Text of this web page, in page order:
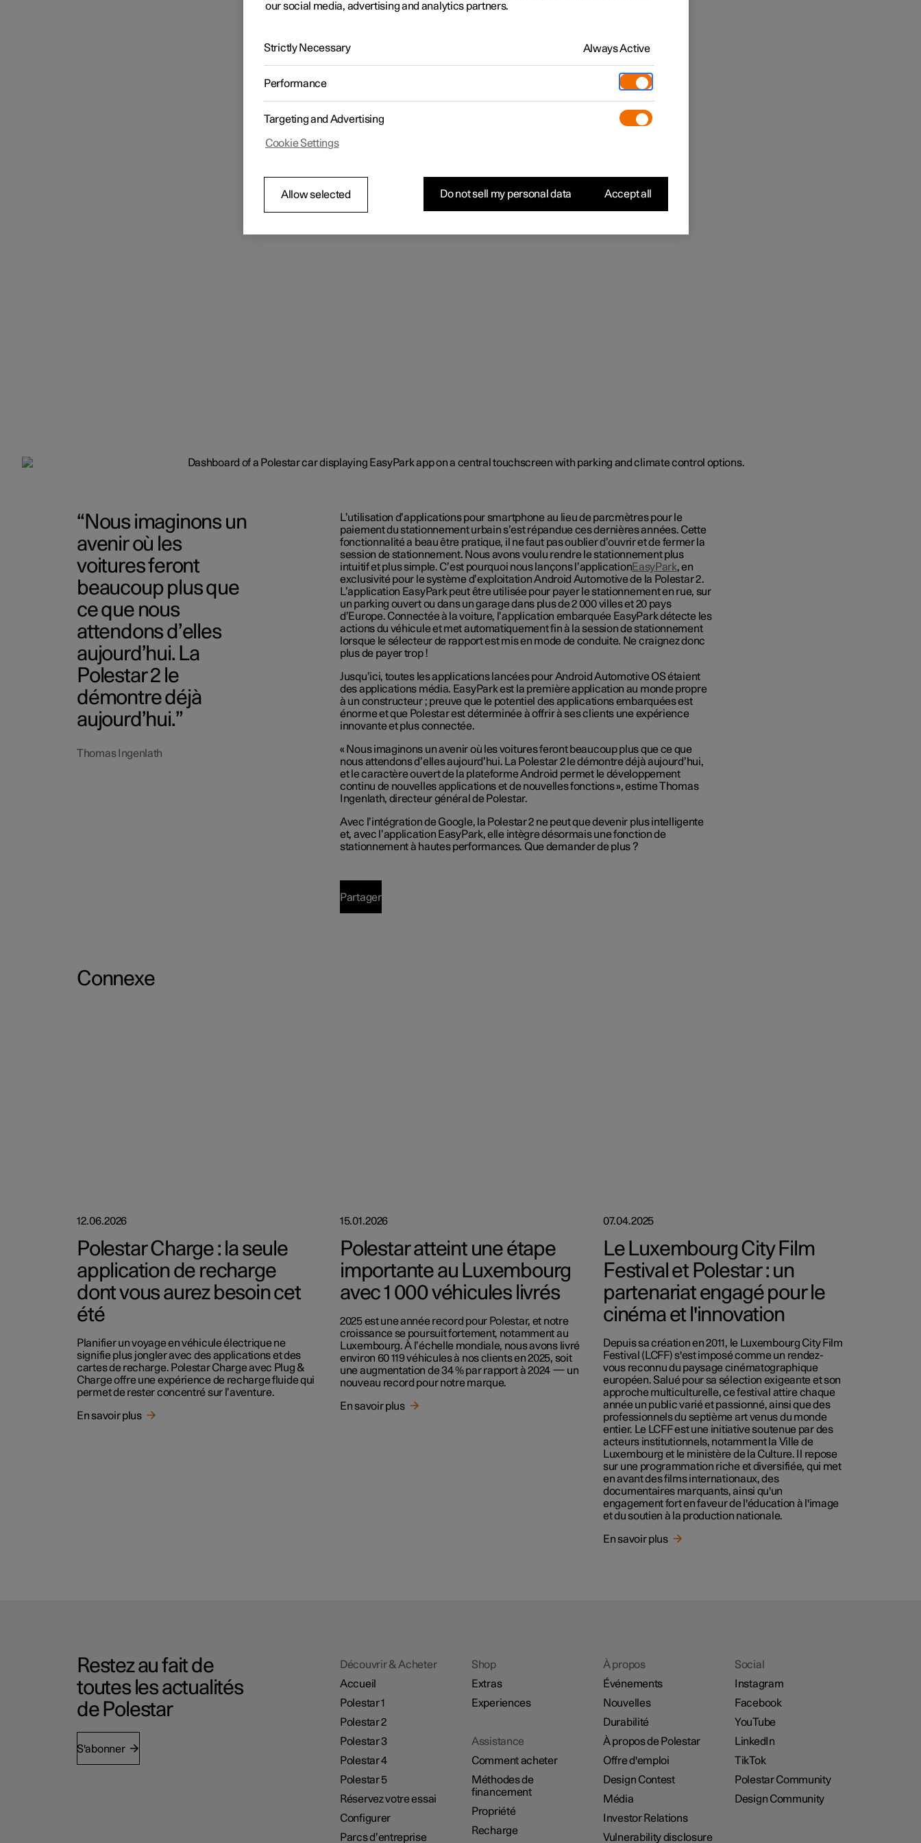
Nous imaginons un
avenir où les
voitures feront
beaucoup plus que
ce que nous
attendons d’elles
aujourd’hui. La
Polestar 2 le
démontre déjà
aujourd’hui.
Thomas Ingenlath
L’utilisation d’applications pour smartphone au lieu de parcmètres pour le
paiement du stationnement urbain s’est répandue ces dernières années. Cette
fonctionnalité a beau être pratique, il ne faut pas oublier d’ouvrir et de fermer la
session de stationnement. Nous avons voulu rendre le stationnement plus
intuitif et plus simple. C’est pourquoi nous lançons l’applicationEasyPark,en
exclusivité pour le système d’exploitation Android Automotive de la Polestar 2.
L’application EasyPark peut être utilisée pour payer le stationnement en rue, sur
un parking ouvert ou dans un garage dans plus de 2 000 villes et 20 pays
d’Europe. Connectée à la voiture, l’application embarquée EasyPark détecte les
actions du véhicule et met automatiquement fin à la session de stationnement
lorsque le sélecteur de rapport est mis en mode de conduite. Ne craignez donc
plus de payer trop !
Jusqu’ici, toutes les applications lancées pour Android Automotive OS étaient
des applications média. EasyPark est la première application au monde propre
à un constructeur ; preuve que le potentiel des applications embarquées est
énorme et que Polestar est déterminée à offrir à ses clients une expérience
innovante et plus connectée.
« Nous imaginons un avenir où les voitures feront beaucoup plus que ce que
nous attendons d’elles aujourd’hui. La Polestar 2 le démontre déjà aujourd’hui,
et le caractère ouvert de la plateforme Android permet le développement
continu de nouvelles applications et de nouvelles fonctions », estime Thomas
Ingenlath, directeur général de Polestar.
Avec l’intégration de Google, la Polestar 2 ne peut que devenir plus intelligente
et, avec l’application EasyPark, elle intègre désormais une fonction de
stationnement à hautes performances. Que demander de plus ?
Partager
Connexe
12.06.2026
Polestar Charge : la seule
application de recharge
dont vous aurez besoin cet
été
Planifier un voyage en véhicule électrique ne
signifie plus jongler avec des applications et des
cartes de recharge. Polestar Charge avec Plug &
Charge offre une expérience de recharge fluide qui
permet de rester concentré sur l’aventure.
En savoir plus
15.01.2026
Polestar atteint une étape
importante au Luxembourg
avec 1 000 véhicules livrés
2025 est une année record pour Polestar, et notre
croissance se poursuit fortement, notamment au
Luxembourg. À l’échelle mondiale, nous avons livré
environ 60 119 véhicules à nos clients en 2025, soit
une augmentation de 34 % par rapport à 2024 — un
nouveau record pour notre marque.
En savoir plus
07.04.2025
Le Luxembourg City Film
Festival et Polestar : un
partenariat engagé pour le
cinéma et l'innovation
Depuis sa création en 2011, le Luxembourg City Film
Festival (LCFF) s'est imposé comme un rendez-
vous reconnu du paysage cinématographique
européen. Salué pour sa sélection exigeante et son
approche multiculturelle, ce festival attire chaque
année un public varié et passionné, ainsi que des
professionnels du septième art venus du monde
entier. Le LCFF est une initiative soutenue par des
acteurs institutionnels, notamment la Ville de
Luxembourg et le ministère de la Culture. Il repose
sur une programmation riche et diversifiée, qui met
en avant des films internationaux, des
documentaires marquants, ainsi qu'un
engagement fort en faveur de l'éducation à l'image
et du soutien à la production nationale.
En savoir plus
Restez au fait de
toutes les actualités
de Polestar
S'abonner
Découvrir & Acheter
Accueil
Polestar 1
Polestar 2
Polestar 3
Polestar 4
Polestar 5
Réservez votre essai
Configurer
Parcs d’entreprise
Shop
Extras
Experiences
Assistance
Comment acheter
Méthodes de
financement
Propriété
Recharge
À propos
Événements
Nouvelles
Durabilité
À propos de Polestar
Offre d'emploi
Design Contest
Média
Investor Relations
Vulnerability disclosure
Social
Instagram
Facebook
YouTube
LinkedIn
TikTok
Polestar Community
Design Community
our social media, advertising and analytics partners.
Strictly Necessary Always Active
Performance
Targeting and Advertising
Cookie Settings
Allow selected Do not sell my personal data Accept all